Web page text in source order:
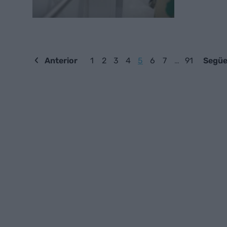
Anterior 1 2 3 4 5 6 7 … 91